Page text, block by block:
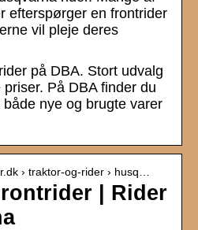
efterspørger en frontrider
vil pleje deres
på DBA. Stort udvalg
På DBA finder du
nye og brugte varer
› traktor-og-rider › husq…
| Rider